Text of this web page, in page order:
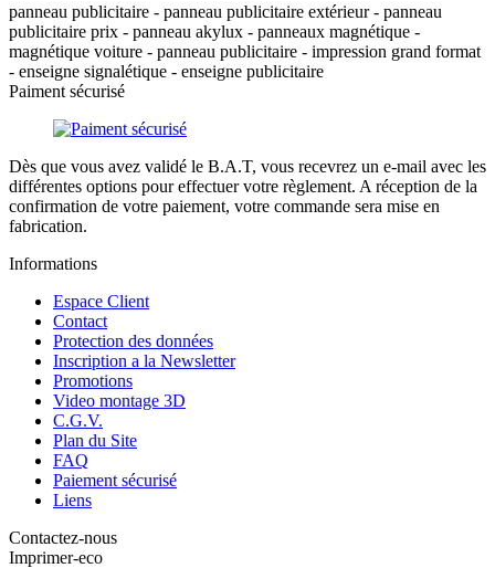
panneau publicitaire - panneau publicitaire extérieur - panneau
publicitaire prix - panneau akylux - panneaux magnétique -
magnétique voiture - panneau publicitaire - impression grand format
- enseigne signalétique - enseigne publicitaire
Paiment sécurisé
Dès que vous avez validé le B.A.T, vous recevrez un e-mail avec les
différentes options pour effectuer votre règlement. A réception de la
confirmation de votre paiement, votre commande sera mise en
fabrication.
Informations
Espace Client
Contact
Protection des données
Inscription a la Newsletter
Promotions
Video montage 3D
C.G.V.
Plan du Site
FAQ
Paiement sécurisé
Liens
Contactez-nous
Imprimer-eco